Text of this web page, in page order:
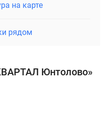
на карте
рядом
Юнтолово»